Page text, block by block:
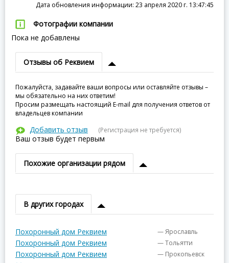
Дата обновления информации: 23 апреля 2020 г. 13:47:45
Фотографии компании
Пока не добавлены
Отзывы об Реквием
Пожалуйста, задавайте ваши вопросы или оставляйте отзывы –
мы обязательно на них ответим!
Просим размещать настоящий E-mail для получения ответов от
владельцев компании
Добавить отзыв (Регистрация не требуется)
Ваш отзыв будет первым
Похожие организации рядом
В других городах
Похоронный дом Реквием — Ярославль
Похоронный дом Реквием — Тольятти
Похоронный дом Реквием — Прокопьевск